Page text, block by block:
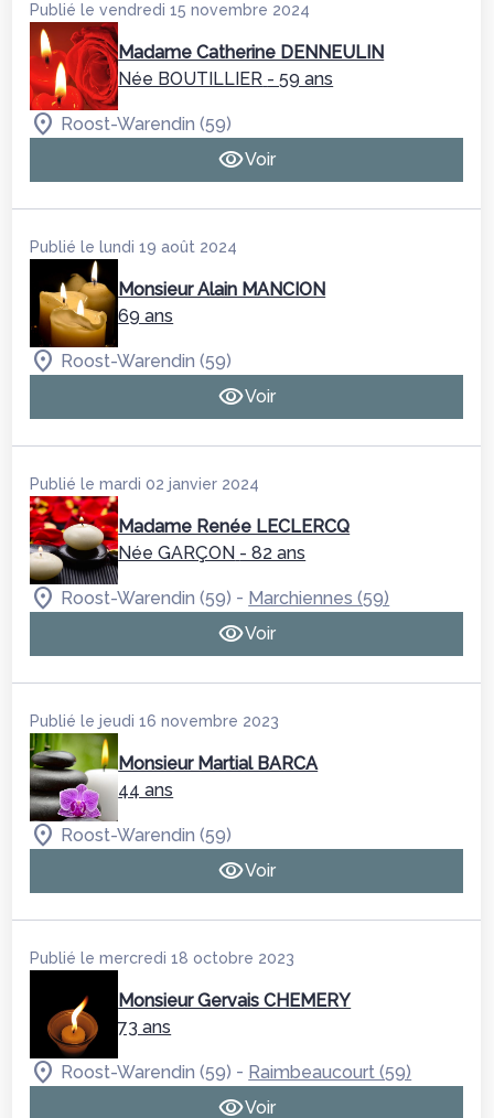
Publié le vendredi 15 novembre 2024
Madame Catherine DENNEULIN
Née BOUTILLIER - 59 ans
Roost-Warendin (59)
Voir
Publié le lundi 19 août 2024
Monsieur Alain MANCION
69 ans
Roost-Warendin (59)
Voir
Publié le mardi 02 janvier 2024
Madame Renée LECLERCQ
Née GARÇON - 82 ans
Roost-Warendin (59) - Marchiennes (59)
Voir
Publié le jeudi 16 novembre 2023
Monsieur Martial BARCA
44 ans
Roost-Warendin (59)
Voir
Publié le mercredi 18 octobre 2023
Monsieur Gervais CHEMERY
73 ans
Roost-Warendin (59) - Raimbeaucourt (59)
Voir